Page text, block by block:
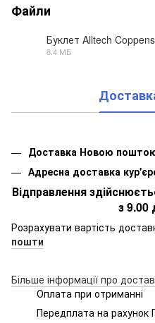
Файли
Буклет Alltech
8.4 МБ
Доставка Новою
Адресна доставка
Відправлення
з 9.00
Розрахувати вартість
пошти
Більше інформації про
Оплата при отриманні
Передплата на рахунок